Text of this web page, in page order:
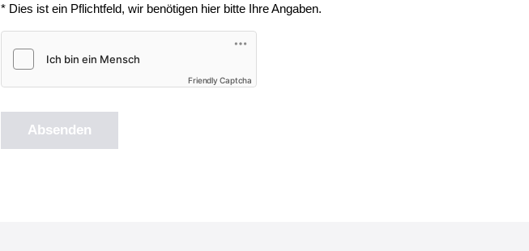
* Dies ist ein Pflichtfeld, wir benötigen hier bitte Ihre Angaben.
Friendly Captcha
Absenden